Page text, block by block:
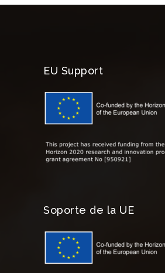
EU Support
Soporte de la UE